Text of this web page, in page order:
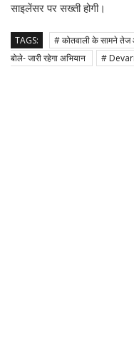
साइलेंसर पर सख्ती होगी।
TAGS: # कोतवाली के सामने तेज
बोले- जारी रहेगा अभियान
#